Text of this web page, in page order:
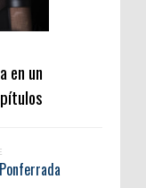
en un